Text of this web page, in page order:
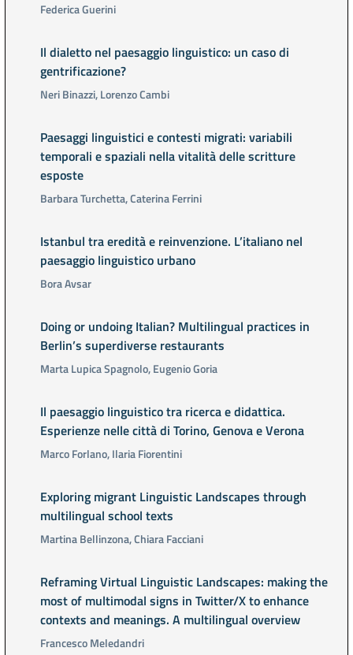
Federica Guerini
Il dialetto nel paesaggio linguistico: un caso di
gentrificazione?
Neri Binazzi, Lorenzo Cambi
Paesaggi linguistici e contesti migrati: variabili
temporali e spaziali nella vitalità delle scritture
esposte
Barbara Turchetta, Caterina Ferrini
Istanbul tra eredità e reinvenzione. L’italiano nel
paesaggio linguistico urbano
Bora Avsar
Doing or undoing Italian? Multilingual practices in
Berlin’s superdiverse restaurants
Marta Lupica Spagnolo, Eugenio Goria
Il paesaggio linguistico tra ricerca e didattica.
Esperienze nelle città di Torino, Genova e Verona
Marco Forlano, Ilaria Fiorentini
Exploring migrant Linguistic Landscapes through
multilingual school texts
Martina Bellinzona, Chiara Facciani
Reframing Virtual Linguistic Landscapes: making the
most of multimodal signs in Twitter/X to enhance
contexts and meanings. A multilingual overview
Francesco Meledandri